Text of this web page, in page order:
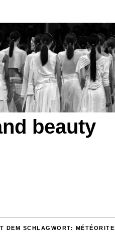
beauty
DEM SCHLAGWORT: